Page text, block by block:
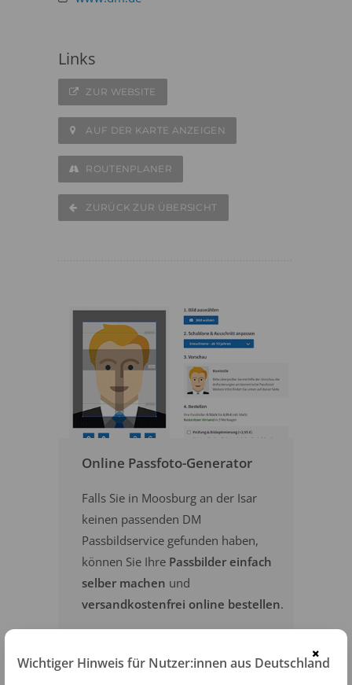
Links
ZUR WEBSITE
AUF DER KARTE ANZEIGEN
ROUTENPLANER
ZURÜCK ZUR ÜBERSICHT
Online Passfoto-Generator
Falls Sie in Moosburg an der Isar
keinen passenden DM
Passbildservice gefunden haben,
können Sie Ihre Passbilder einfach
selber machen und
versandkostenfrei online bestellen.
×
Wichtiger Hinweis für Nutzer:innen aus Deutschland